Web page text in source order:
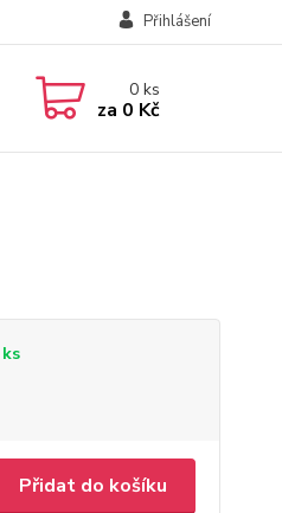
Přihlášení
0ks
za 0 Kč
Přidat do košíku